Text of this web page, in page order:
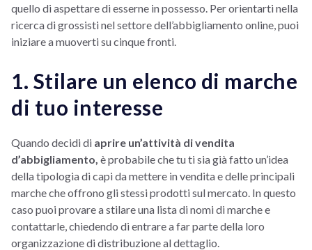
quello di aspettare di esserne in possesso. Per orientarti nella
ricerca di grossisti nel settore dell’abbigliamento online, puoi
iniziare a muoverti su cinque fronti.
1. Stilare un elenco di marche
di tuo interesse
Quando decidi di aprire un’attività di vendita
d’abbigliamento, è probabile che tu ti sia già fatto un’idea
della tipologia di capi da mettere in vendita e delle principali
marche che offrono gli stessi prodotti sul mercato. In questo
caso puoi provare a stilare una lista di nomi di marche e
contattarle, chiedendo di entrare a far parte della loro
organizzazione di distribuzione al dettaglio.